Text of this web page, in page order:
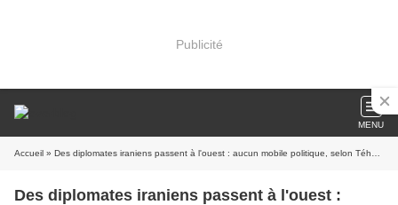
Publicité
MENU
Accueil » Des diplomates iraniens passent à l'ouest : aucun mobile politique, selon Téhéran
Des diplomates iraniens passent à l'ouest :